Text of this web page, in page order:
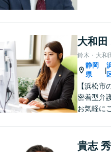
m・電話
ります。
【 完全
大和田
鈴木・大和
静岡
県
|
【浜松市
密着型弁
お気軽に
貴志